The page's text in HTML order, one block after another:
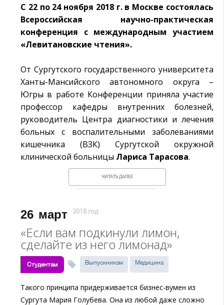
С 22 по 24 ноября 2018 г. в Москве состоялась
Всероссийская научно-практическая
конференция с международным участием
«Левитановские чтения».
От Сургутского государственного университета
Ханты-Мансийского автономного округа –
Югры в работе Конференции приняла участие
профессор кафедры внутренних болезней,
руководитель Центра диагностики и лечения
больных с воспалительными заболеваниями
кишечника (ВЗК) Сургутской окружной
клинической больницы Лариса Тарасова.
ЧИТАТЬ ДАЛЕЕ
26 март 2018 год
«Если вам подкинули лимон,
сделайте из него лимонад»
Студентам Выпускникам Медицина
Такого принципа придерживается бизнес-вумен из
Сургута Мария Голубева. Она из любой даже сложно